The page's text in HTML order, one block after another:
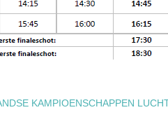
KAMPIOENSCHAPPEN